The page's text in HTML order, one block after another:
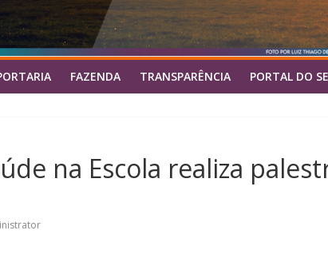
FAZENDA TRANSPARÊNCIA PORTAL DO
na Escola realiza